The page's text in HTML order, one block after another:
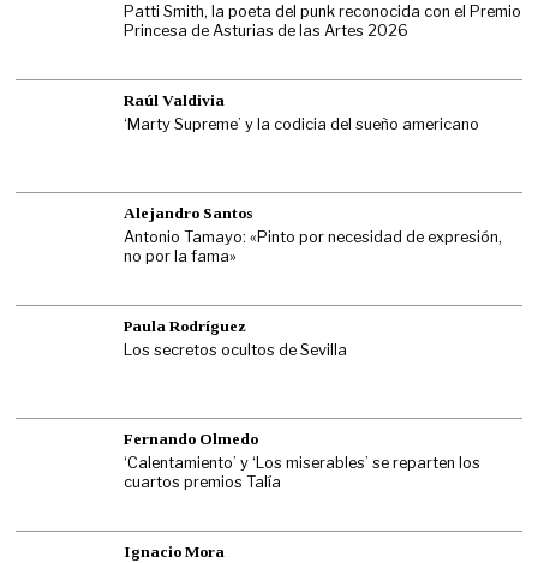
Patti Smith, la poeta del punk reconocida con el Premio
Princesa de Asturias de las Artes 2026
Raúl Valdivia
‘Marty Supreme’ y la codicia del sueño americano
Alejandro Santos
Antonio Tamayo: «Pinto por necesidad de expresión,
no por la fama»
Paula Rodríguez
Los secretos ocultos de Sevilla
Fernando Olmedo
‘Calentamiento’ y ‘Los miserables’ se reparten los
cuartos premios Talía
Ignacio Mora